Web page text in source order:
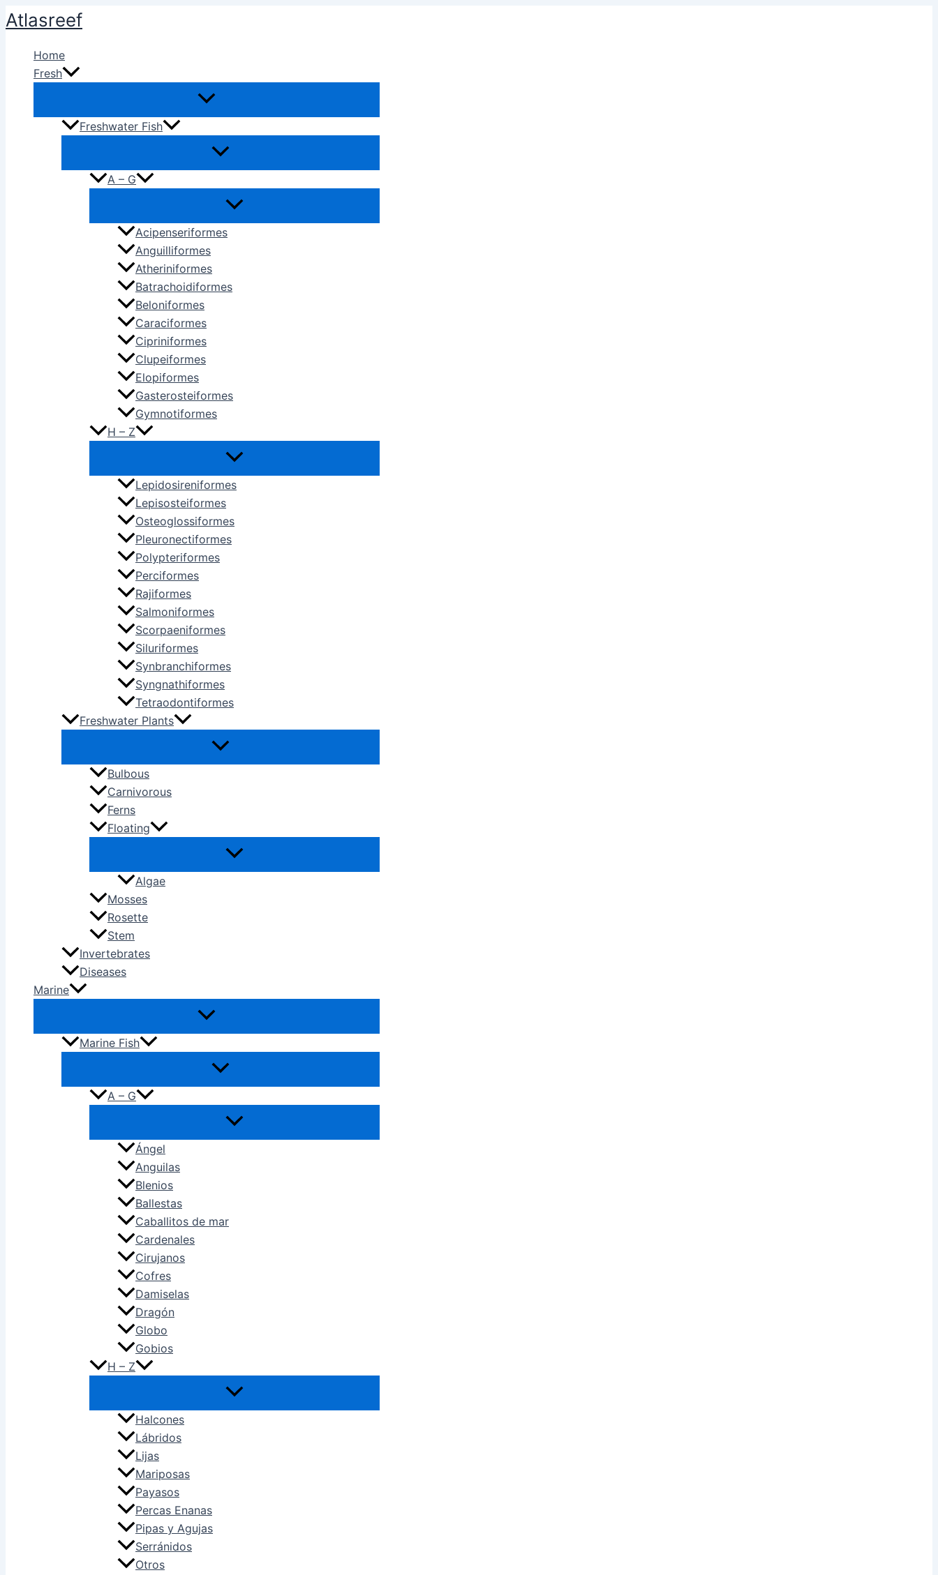
Ir
al
contenido
Atlasreef
Home
Fresh
Freshwater Fish
A – G
Acipenseriformes
Anguilliformes
Atheriniformes
Batrachoidiformes
Beloniformes
Caraciformes
Cipriniformes
Clupeiformes
Elopiformes
Gasterosteiformes
Gymnotiformes
H – Z
Lepidosireniformes
Lepisosteiformes
Osteoglossiformes
Pleuronectiformes
Polypteriformes
Perciformes
Rajiformes
Salmoniformes
Scorpaeniformes
Siluriformes
Synbranchiformes
Syngnathiformes
Tetraodontiformes
Freshwater Plants
Bulbous
Carnivorous
Ferns
Floating
Algae
Mosses
Rosette
Stem
Invertebrates
Diseases
Marine
Marine Fish
A – G
Ángel
Anguilas
Blenios
Ballestas
Caballitos de mar
Cardenales
Cirujanos
Cofres
Damiselas
Dragón
Globo
Gobios
H – Z
Halcones
Lábridos
Lijas
Mariposas
Payasos
Percas Enanas
Pipas y Agujas
Serránidos
Otros